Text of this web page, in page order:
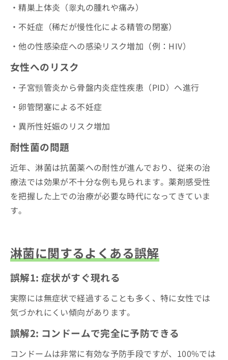
・精巣上体炎（睾丸の腫れや痛み）
・不妊症（稀だが慢性化による精管の閉塞）
・他の性感染症への感染リスク増加（例：HIV）
女性へのリスク
・子宮頸管炎から骨盤内炎症性疾患（PID）へ進行
・卵管閉塞による不妊症
・異所性妊娠のリスク増加
耐性菌の問題
近年、淋菌は抗菌薬への耐性が進んでおり、従来の治
療法では効果が不十分な例も見られます。薬剤感受性
を把握した上での治療が必要な時代になってきていま
す。
淋菌に関するよくある誤解
誤解1: 症状がすぐ現れる
実際には無症状で経過することも多く、特に女性では
気づかれにくい傾向があります。
誤解2: コンドームで完全に予防できる
コンドームは非常に有効な予防手段ですが、100%では